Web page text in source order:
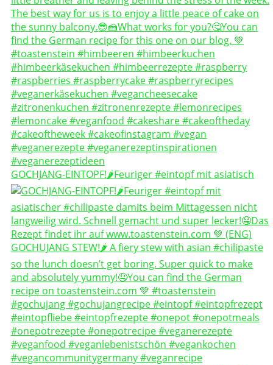
GOCHJANG-EINTOPF!🌶️Feuriger #eintopf mit asiatisch